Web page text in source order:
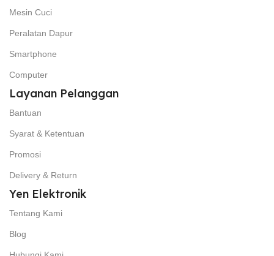
Mesin Cuci
Peralatan Dapur
Smartphone
Computer
Layanan Pelanggan
Bantuan
Syarat & Ketentuan
Promosi
Delivery & Return
Yen Elektronik
Tentang Kami
Blog